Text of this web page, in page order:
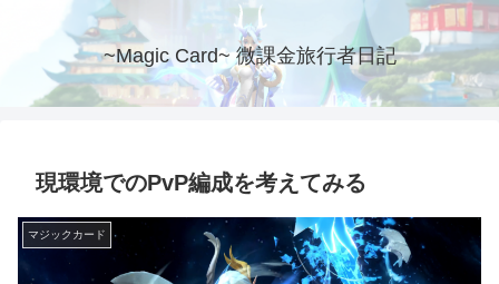
~Magic Card~ 微課金旅行者日記
現環境でのPvP編成を考えてみる
マジックカード